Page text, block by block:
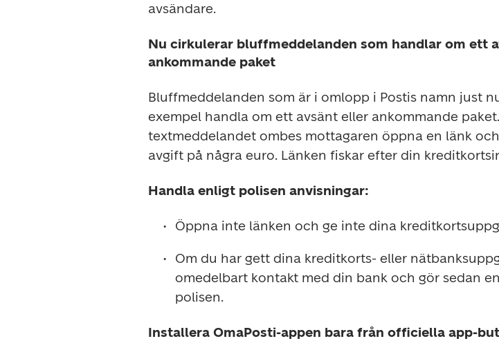
avsändare.
Nu cirkulerar bluffmeddelanden som handlar om ett
ankommande paket
Bluffmeddelanden som är i omlopp i Postis namn just
exempel handla om ett avsänt eller ankommande
textmeddelandet ombes mottagaren öppna en länk
avgift på några euro. Länken fiskar efter din
Handla enligt polisen anvisningar:
Om du har gett dina kreditkorts- eller
omedelbart kontakt med din bank och gör sedan
Installera OmaPosti-appen bara från officiella app-